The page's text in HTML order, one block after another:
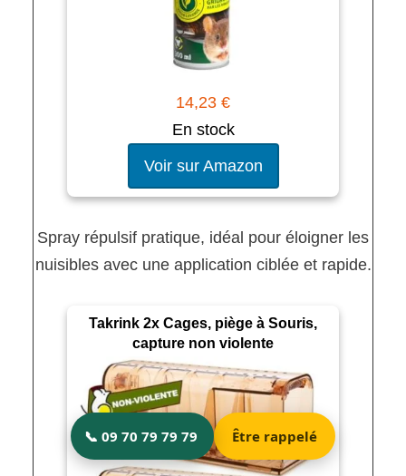
14,23 €
En stock
Voir sur Amazon
Spray répulsif pratique, idéal pour éloigner les
nuisibles avec une application ciblée et rapide.
Takrink 2x Cages, piège à Souris,
capture non violente